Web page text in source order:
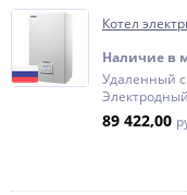
Котел
Наличие в
Удаленный
89 422,00